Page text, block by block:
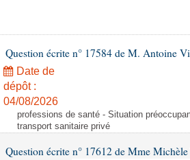
Question écrite n° 17584 de M. Antoine
Date de
dépôt :
04/08/2026
professions de santé - Situation
transport sanitaire privé
Question écrite n° 17612 de Mme